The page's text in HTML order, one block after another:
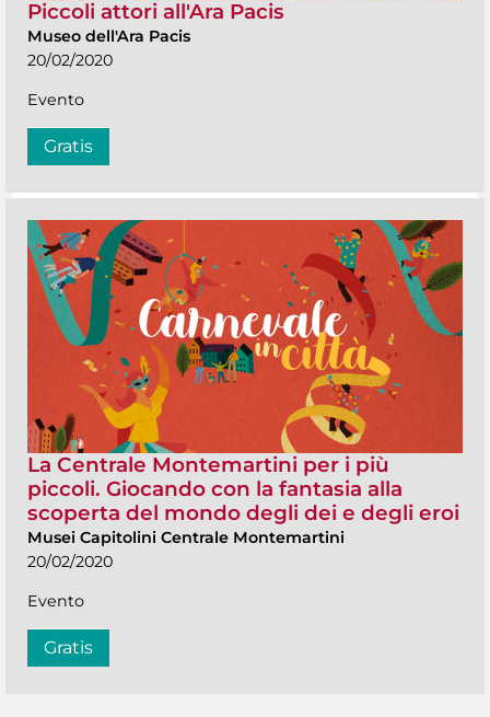
Piccoli attori all'Ara Pacis
Museo dell'Ara Pacis
20/02/2020
Evento
Gratis
La Centrale Montemartini per i più
piccoli. Giocando con la fantasia alla
scoperta del mondo degli dei e degli eroi
Musei Capitolini Centrale Montemartini
20/02/2020
Evento
Gratis